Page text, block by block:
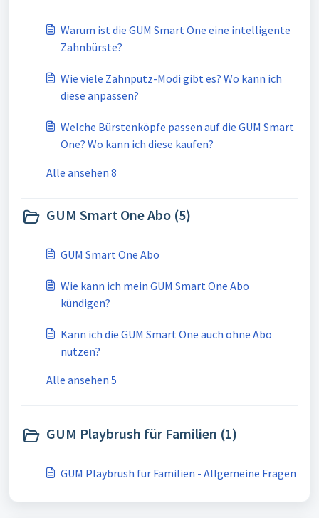
Warum ist die GUM Smart One eine intelligente
Zahnbürste?
Wie viele Zahnputz-Modi gibt es? Wo kann ich
diese anpassen?
Welche Bürstenköpfe passen auf die GUM Smart
One? Wo kann ich diese kaufen?
Alle ansehen 8
GUM Smart One Abo (5)
GUM Smart One Abo
Wie kann ich mein GUM Smart One Abo
kündigen?
Kann ich die GUM Smart One auch ohne Abo
nutzen?
Alle ansehen 5
GUM Playbrush für Familien (1)
GUM Playbrush für Familien - Allgemeine Fragen